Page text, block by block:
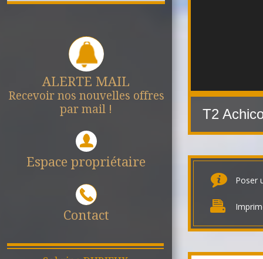
ALERTE MAIL
Recevoir nos nouvelles offres
par mail !
Espace propriétaire
Contact
T2
Poser